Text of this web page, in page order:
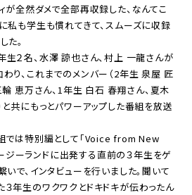
が全然ダメで全部再収録した、なんてこ
私も学生も慣れてきて、スムーズに収録
た。
２名、水澤 諒也さん、村上 一龍さんが
り、これまでのメンバー（2年生 泉屋 匠
恵万さん、 1 年生 白石 春翔さん、夏木
共にもっとパワーアップした番組を放送
は特別編として「Voice from New
ージーランドに出発する直前の３年生をゲ
いで、インタビューを行いました。聞いて
年生のワクワクとドキドキが伝わったん